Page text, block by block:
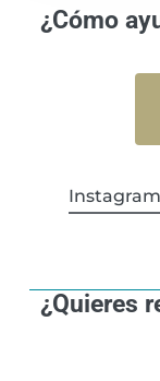
¿Cómo
Instagram
¿Quieres